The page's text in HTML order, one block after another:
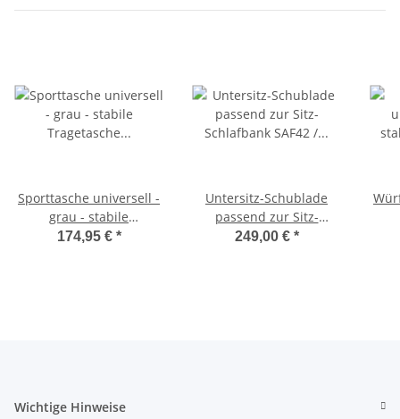
Sporttasche universell -
grau - stabile
Tragetasche für
174,95 € *
Untersitz-Schublade
passend zur Sitz-
Schlafbank SAF42 /
249,00 € *
Wichtige Hinweise